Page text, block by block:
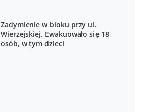
Zadymienie w bloku przy ul.
Wierzejskiej. Ewakuowało się 18
osób, w tym dzieci